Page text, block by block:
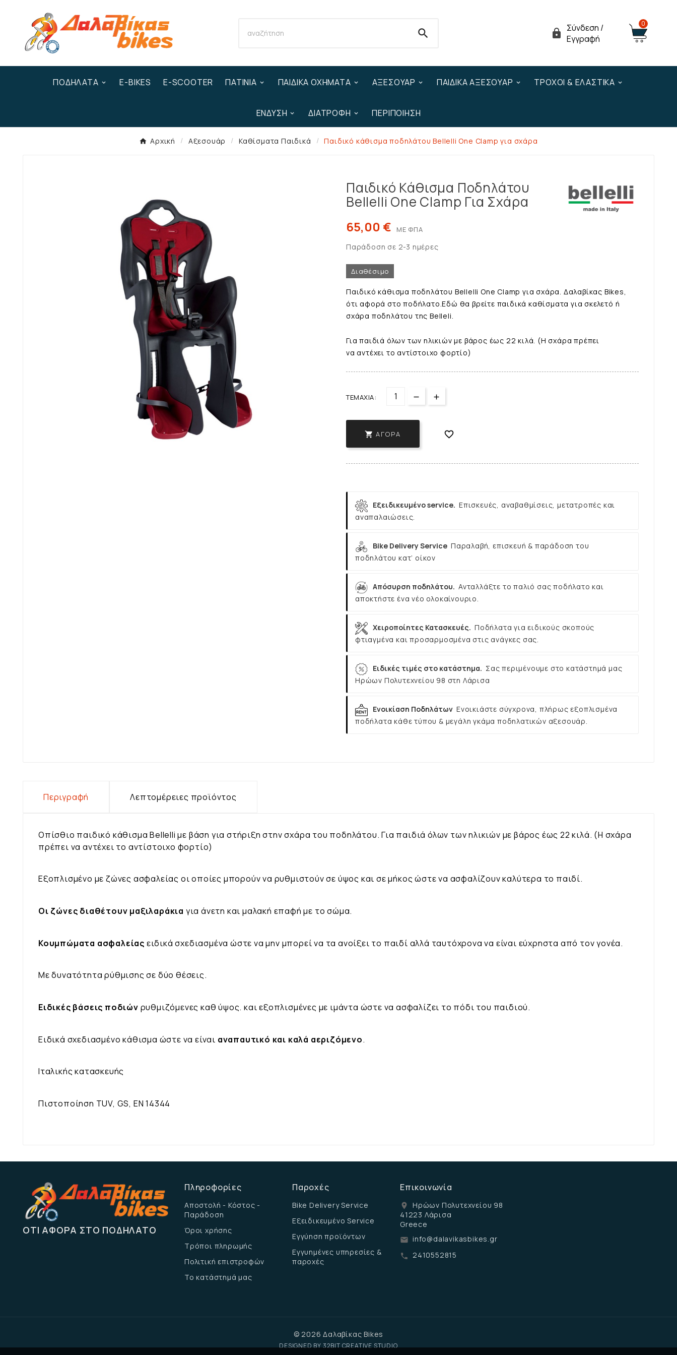
  Σύνδεση /
Εγγραφή
0
ΠΟΔΉΛΑΤΑ E-BIKES E-SCOOTER ΠΑΤΊΝΙΑ ΠΑΙΔΙΚΆ ΟΧΉΜΑΤΑ ΑΞΕΣΟΥΆΡ ΠΑΙΔΙΚΆ ΑΞΕΣΟΥΆΡ ΤΡΟΧΟΊ & ΕΛΑΣΤΙΚΆ
ΈΝΔΥΣΗ ΔΙΑΤΡΟΦΉ ΠΕΡΙΠΟΊΗΣΗ
Αρχική Αξεσουάρ Καθίσματα Παιδικά Παιδικό κάθισμα ποδηλάτου Bellelli One Clamp για σχάρα
Παιδικό Κάθισμα Ποδηλάτου
Bellelli One Clamp Για Σχάρα
65,00 € ΜΕ ΦΠΑ
Παράδοση σε 2-3 ημέρες
Διαθέσιμο
Παιδικό κάθισμα ποδηλάτου Bellelli One Clamp για σχάρα. Δαλαβίκας Bikes,
ότι αφορά στο ποδήλατο.Εδώ θα βρείτε παιδικά καθίσματα για σκελετό ή
σχάρα ποδηλάτου της Belleli.
Για παιδιά όλων των ηλικιών με βάρος έως 22 κιλά. (Η σχάρα πρέπει
νααντέχει το αντίστοιχο φορτίο)
ΤΕΜΆΧΙΑ:
 ΑΓΟΡΆ 
Εξειδικευμένο service. Επισκευές, αναβαθμίσεις, μετατροπές και
αναπαλαιώσεις.
Bike Delivery Service Παραλαβή, επισκευή & παράδοση του
ποδηλάτου κατ’ οίκον
Απόσυρση ποδηλάτου. Ανταλλάξτε το παλιό σας ποδήλατο και
αποκτήστε ένα νέο ολοκαίνουριο.
Χειροποίητες Κατασκευές. Ποδήλατα για ειδικούς σκοπούς
φτιαγμένα και προσαρμοσμένα στις ανάγκες σας.
Ειδικές τιμές στο κατάστημα. Σας περιμένουμε στο κατάστημά μας
Ηρώων Πολυτεχνείου 98 στη Λάρισα
Ενοικίαση Ποδηλάτων Ενοικιάστε σύγχρονα, πλήρως εξοπλισμένα
ποδήλατα κάθε τύπου & μεγάλη γκάμα ποδηλατικών αξεσουάρ.
Περιγραφή Λεπτομέρειες προϊόντος
Οπίσθιο παιδικό κάθισμα Bellelli με βάση για στήριξη στην σχάρα του ποδηλάτου. Για παιδιά όλων των ηλικιών με βάρος έως 22 κιλά. (Η σχάρα
πρέπει να αντέχει το αντίστοιχο φορτίο)
Εξοπλισμένο με ζώνες ασφαλείας οι οποίες μπορούν να ρυθμιστούν σε ύψος και σε μήκος ώστε να ασφαλίζουν καλύτερα το παιδί.
Οι ζώνες διαθέτουν μαξιλαράκια για άνετη και μαλακή επαφή με το σώμα.
Κουμπώματα ασφαλείας ειδικά σχεδιασμένα ώστε να μην μπορεί να τα ανοίξει το παιδί αλλά ταυτόχρονα να είναι εύχρηστα από τον γονέα.
Με δυνατότητα ρύθμισης σε δύο θέσεις.
Ειδικές βάσεις ποδιών ρυθμιζόμενες καθ ύψος. και εξοπλισμένες με ιμάντα ώστε να ασφαλίζει το πόδι του παιδιού.
Ειδικά σχεδιασμένο κάθισμα ώστε να είναι αναπαυτικό και καλά αεριζόμενο.
Ιταλικής κατασκευής
Πιστοποίηση TUV, GS, EN 14344
ΌΤΙ ΑΦΟΡΆ ΣΤΟ ΠΟΔΉΛΑΤΟ
Πληροφορίες
Αποστολή - Κόστος -
Παράδοση
Όροι χρήσης
Τρόποι πληρωμής
Πολιτική επιστροφών
Το κατάστημά μας
Παροχές
Bike Delivery Service
Εξειδικευμένο Service
Εγγύηση προϊόντων
Εγγυημένες υπηρεσίες &
παροχές
Επικοινωνία
location_on
Ηρώων Πολυτεχνείου 98
41223 Λάρισα
Greece
email info@dalavikasbikes.gr
call 2410552815
© 2026 Δαλαβίκας Bikes
DESIGNED BY32BIT CREATIVE STUDIO